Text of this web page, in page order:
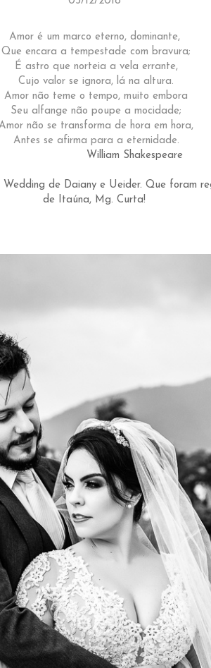
Amor é um marco eterno, dominante,
Que encara a tempestade com bravura;
É astro que norteia a vela errante,
Cujo valor se ignora, lá na altura.
Amor não teme o tempo, muito embora
Seu alfange não poupe a mocidade;
não se transforma de hora em hora,
Antes se afirma para a eternidade.
William Shakespeare
de Daiany e Ueider. Que foram
de Itaúna, Mg. Curta!